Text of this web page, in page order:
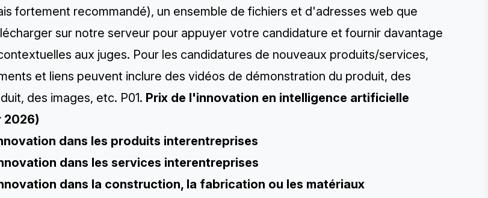
fortement recommandé), un ensemble de fichiers et d'adresses web que
sur notre serveur pour appuyer votre candidature et fournir davantage
aux juges. Pour les candidatures de nouveaux produits/services,
et liens peuvent inclure des vidéos de démonstration du produit, des
des images, etc. P01. Prix de l'innovation en intelligence artificielle
2026)
dans les produits interentreprises
dans les services interentreprises
dans la construction, la fabrication ou les matériaux